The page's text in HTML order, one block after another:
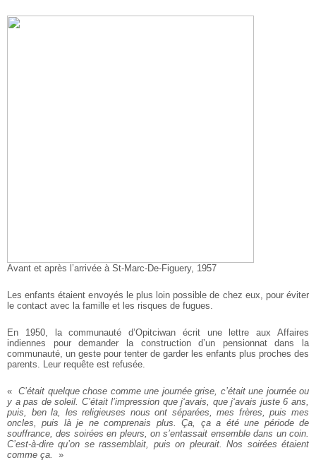
Avant et après l’arrivée à St-Marc-De-Figuery, 1957
Les enfants étaient envoyés le plus loin possible de chez eux, pour éviter
le contact avec la famille et les risques de fugues.
En 1950, la communauté d’Opitciwan écrit une lettre aux Affaires
indiennes pour demander la construction d’un pensionnat dans la
communauté, un geste pour tenter de garder les enfants plus proches des
parents. Leur requête est refusée.
« C’était quelque chose comme une journée grise, c’était une journée ou
y a pas de soleil. C’était l’impression que j‘avais, que j‘avais juste 6 ans,
puis, ben la, les religieuses nous ont séparées, mes frères, puis mes
oncles, puis là je ne comprenais plus. Ça, ça a été une période de
souffrance, des soirées en pleurs, on s’entassait ensemble dans un coin.
C’est-à-dire qu’on se rassemblait, puis on pleurait. Nos soirées étaient
comme ça.
»